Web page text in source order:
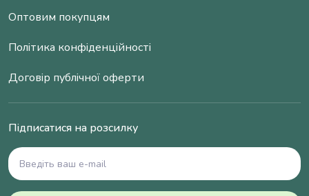
Оптовим покупцям
Політика конфіденційності
Договір публічної оферти
Підписатися на розсилку